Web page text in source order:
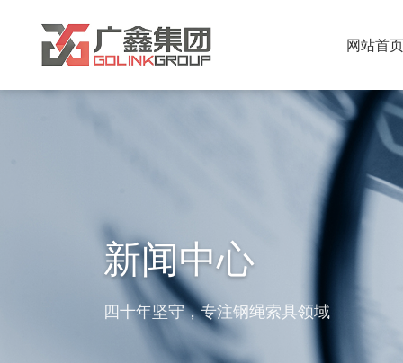
网站首页
新闻中心
四十年坚守，专注钢绳索具领域